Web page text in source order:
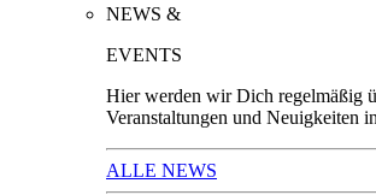
NEWS &
EVENTS
Hier werden wir Dich regelmäßig
Veranstaltungen und Neuigkeiten
ALLE NEWS